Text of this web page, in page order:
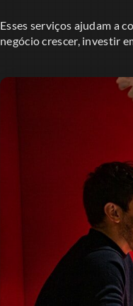
Esses serviços ajudam a
negócio crescer, investir